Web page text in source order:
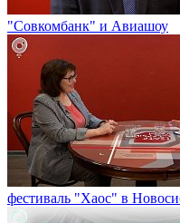
"Совкомбанк" и Авиашоу
фестиваль "Хаос" в